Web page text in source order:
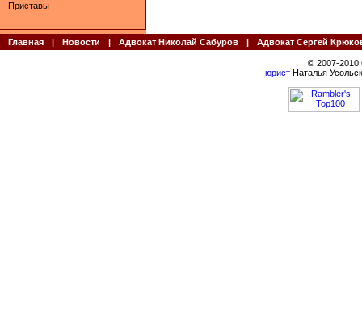
Приставы
Главная | Новости | Адвокат Николай Сабуров | Адвокат Сергей
© 2007-
юрист Наталья